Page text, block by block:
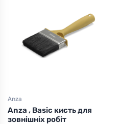
Anza
Anza , Elite кисть вигнутий
для зовнішніх робіт